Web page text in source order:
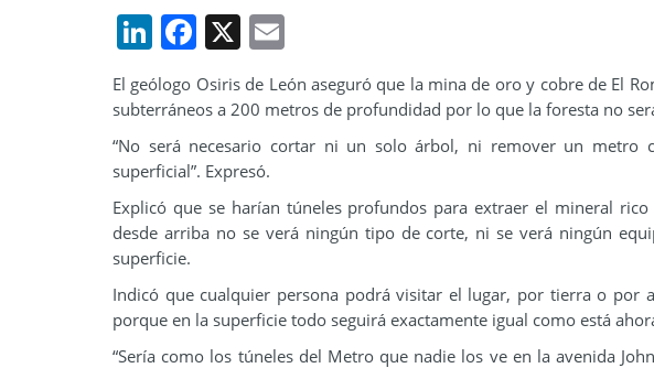
LinkedIn
Facebook
X
El geólogo Osiris de León aseguró que la mina de oro y cobre de El
subterráneos a 200 metros de profundidad por lo que la foresta no
“No será necesario cortar ni un solo árbol, ni remover un metro
superficial”. Expresó.
Explicó que se harían túneles profundos para extraer el mineral
desde arriba no se verá ningún tipo de corte, ni se verá ningún
superficie.
Indicó que cualquier persona podrá visitar el lugar, por tierra o por
porque en la superficie todo seguirá exactamente igual como está
“Sería como los túneles del Metro que nadie los ve en la avenida